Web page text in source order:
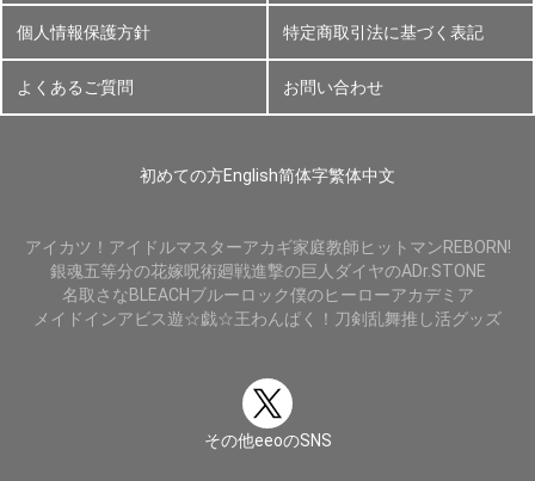
個人情報保護方針 特定商取引法に基づく表記
よくあるご質問 お問い合わせ
初めての方English简体字繁体中文
アイカツ！ アイドルマスターアカギ家庭教師ヒットマンREBORN!
銀魂五等分の花嫁呪術廻戦進撃の巨人 ダイヤのADr.STONE
名取さなBLEACHブルーロック僕のヒーローアカデミア
メイドインアビス遊☆戯☆王わんぱく！刀剣乱舞推し活グッズ
その他eeoのSNS